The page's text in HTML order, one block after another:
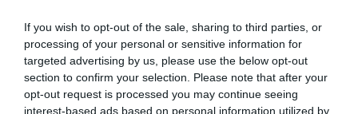
If you wish to opt-out of the sale, sharing to third parties, or
processing of your personal or sensitive information for
targeted advertising by us, please use the below opt-out
section to confirm your selection. Please note that after your
opt-out request is processed you may continue seeing
interest-based ads based on personal information utilized by
την αποξένωση από την κοινόβια ζωή τους, θα
μιλήσουν σκληρά, θα συγκρουστούν, θα έρθουν
μπροστά σε ένα γόρδιο δεσμό, ποια θα τον κόψει; Στο
επίμετρο θα μάθουμε πως ο συγγραφέας εφαρμόζει και
επιστρατεύει το ιδίωμα. Είναι μία πεζογραφία